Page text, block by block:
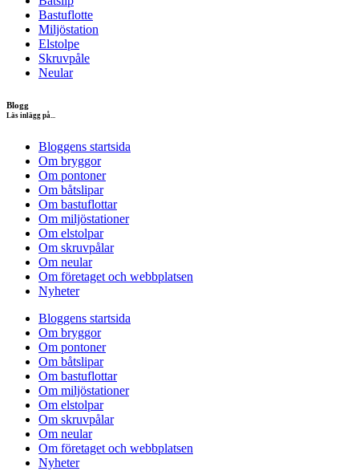
Bastuflotte
Miljöstation
Elstolpe
Skruvpåle
Neular
Blogg
Läs inlägg på...
Bloggens startsida
Om bryggor
Om pontoner
Om båtslipar
Om bastuflottar
Om miljöstationer
Om elstolpar
Om skruvpålar
Om neular
Om företaget och webbplatsen
Nyheter
Bloggens startsida
Om bryggor
Om pontoner
Om båtslipar
Om bastuflottar
Om miljöstationer
Om elstolpar
Om skruvpålar
Om neular
Om företaget och webbplatsen
Nyheter